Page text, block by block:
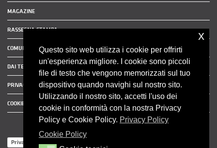
MAGAZINE
RASSEGNA STAMPA
COMUNICATI STAMPA
DAI TERRITORI
PRIVACY POLICY
COOKIE POLICY
Privacy Policy
Questo sito web utilizza i cookie per offrirti
un'esperienza migliore. I cookie sono piccoli
file di testo che vengono memorizzati sul tuo
dispositivo quando navighi sul nostro sito.
Utilizzando il nostro sito, accetti l'uso dei
cookie in conformità con la nostra Privacy
Policy e Cookie Policy. Privacy Policy
Cookie Policy
x